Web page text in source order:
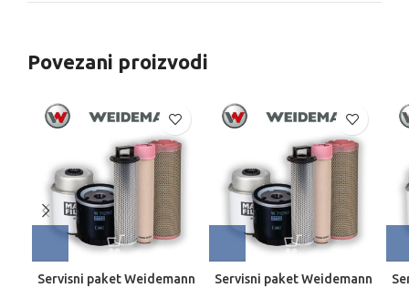
Povezani proizvodi
Servisni paket Weidemann
Servisni paket Weidemann